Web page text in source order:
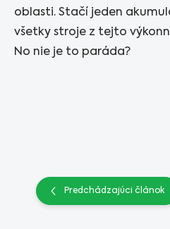
oblasti. Stačí jeden
všetky stroje z tejto
No nie je to paráda?
Predchádzajúci článok